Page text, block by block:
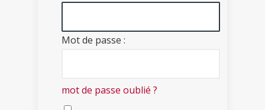
Mot de passe :
mot de passe oublié ?